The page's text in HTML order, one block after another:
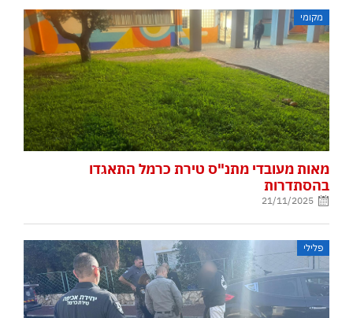
מקומי
מאות מעובדי מתנ"ס טירת כרמל התאגדו
בהסתדרות
21/11/2025
פלילי